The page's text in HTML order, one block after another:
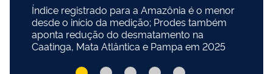
Índice registrado para a Amazônia é o menor
desde o início da medição; Prodes também
aponta redução do desmatamento na
Caatinga, Mata Atlântica e Pampa em 2025